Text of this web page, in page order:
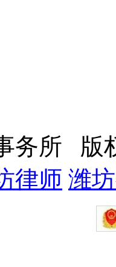
务所 版
律师 潍